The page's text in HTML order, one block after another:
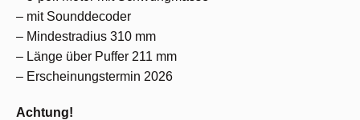
– mit Sounddecoder
– Mindestradius 310 mm
– Länge über Puffer 211 mm
– Erscheinungstermin 2026
Achtung!